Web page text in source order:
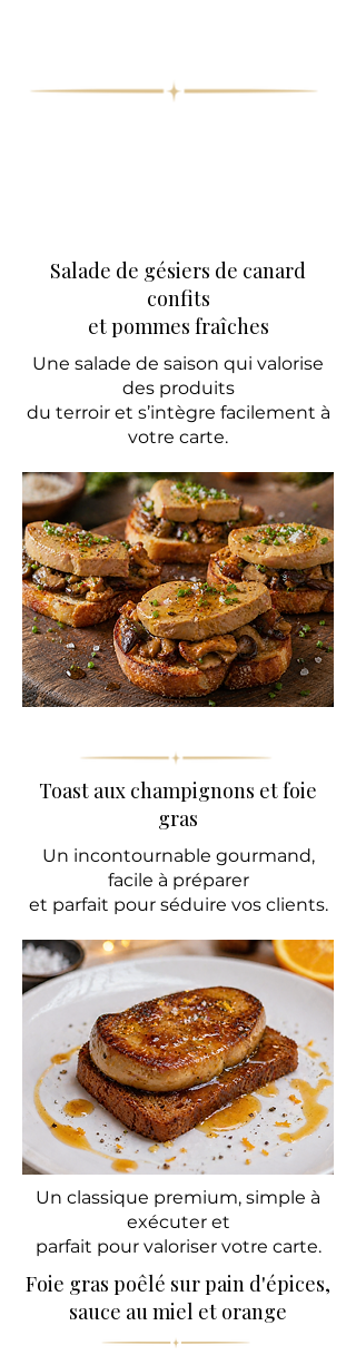
Salade de gésiers de canard
confits
et pommes fraîches
Une salade de saison qui valorise
des produits
du terroir et s’intègre facilement à
votre carte.
Toast aux champignons et foie
gras
Un incontournable gourmand,
facile à préparer
et parfait pour séduire vos clients.
Un classique premium, simple à
exécuter et
parfait pour valoriser votre carte.
Foie gras poêlé sur pain d'épices,
sauce au miel et orange